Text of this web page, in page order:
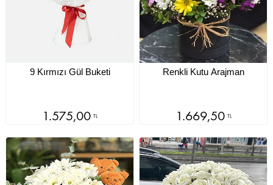
9 Kırmızı Gül Buketi
1.575,00 TL
Renkli Kutu Arajman
1.669,50 TL